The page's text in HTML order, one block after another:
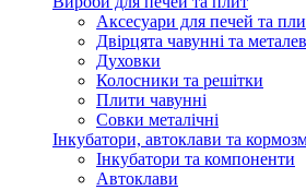
Аксесуари для печей та
Двірцята чавунні та
Духовки
Колосники та решітки
Плити чавунні
Совки металічні
Інкубатори, автоклави та
Інкубатори та компоненти
Автоклави